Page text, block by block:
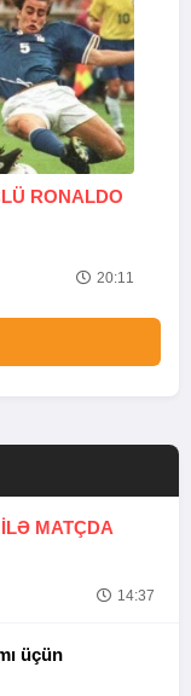
RONALDO
20:11
MATÇDA
14:37
üçün